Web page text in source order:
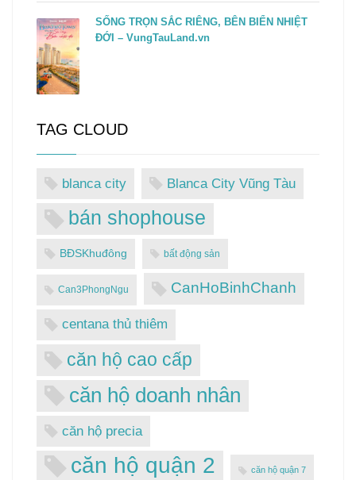
SỐNG TRỌN SẮC RIÊNG, BÊN BIỂN NHIỆT
ĐỚI – VungTauLand.vn
TAG CLOUD
blanca city Blanca City Vũng Tàu
bán shophouse
BĐSKhuđông bất động sản
Can3PhongNgu CanHoBinhChanh
centana thủ thiêm
căn hộ cao cấp
căn hộ doanh nhân
căn hộ precia
căn hộ quận 2 căn hộ quận 7